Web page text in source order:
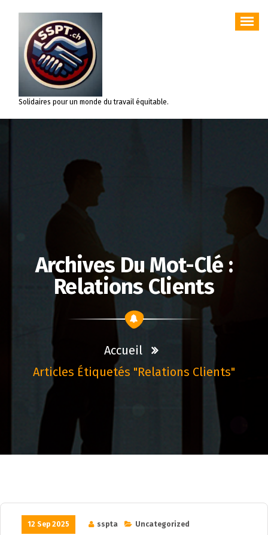
contenu
Solidaires pour un monde du travail équitable.
Archives Du Mot-Clé :
Relations Clients
Accueil
Articles Étiquetés "relations Clients"
12 Sep 2025 sspta
Uncategorized